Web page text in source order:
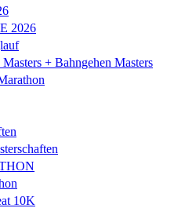
2026
+ Bahngehen Masters
10K